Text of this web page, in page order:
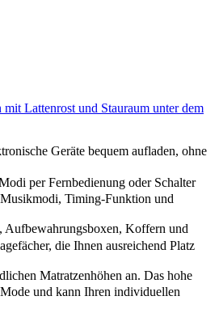
Lattenrost und Stauraum unter dem
Geräte bequem aufladen, ohne
per Fernbedienung oder Schalter
Timing-Funktion und
Aufbewahrungsboxen, Koffern und
die Ihnen ausreichend Platz
Matratzenhöhen an. Das hohe
und kann Ihren individuellen